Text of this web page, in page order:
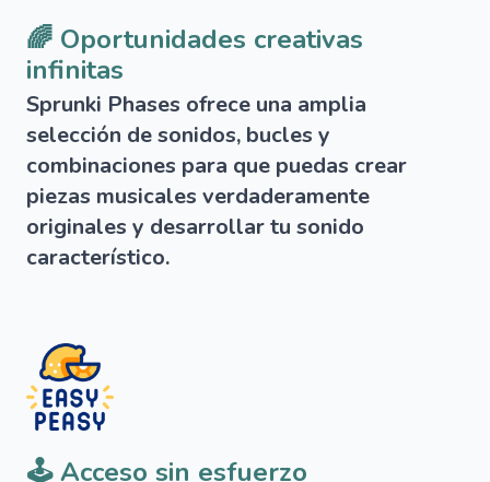
🌈 Oportunidades creativas
infinitas
Sprunki Phases ofrece una amplia
selección de sonidos, bucles y
combinaciones para que puedas crear
piezas musicales verdaderamente
originales y desarrollar tu sonido
característico.
🕹️ Acceso sin esfuerzo